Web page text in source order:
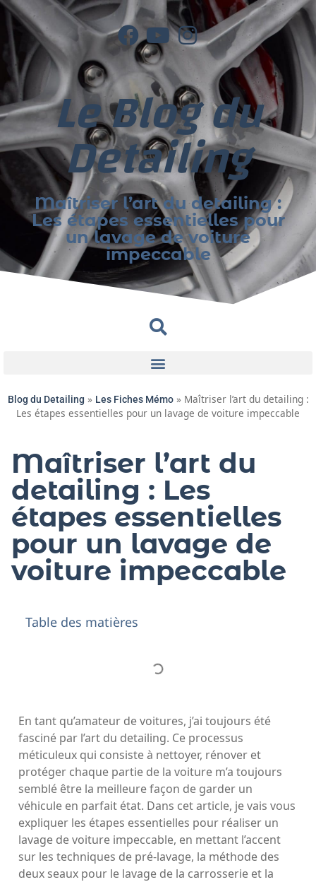
Le Blog du
Detailing
Maîtriser l’art du detailing :
Les étapes essentielles pour
un lavage de voiture
impeccable
Blog du Detailing » Les Fiches Mémo» Maîtriser l’art du detailing :
Les étapes essentielles pour un lavage de voiture impeccable
Maîtriser l’art du
detailing : Les
étapes essentielles
pour un lavage de
voiture impeccable
Table des matières
En tant qu’amateur de voitures, j’ai toujours été
fasciné par l’art du detailing. Ce processus
méticuleux qui consiste à nettoyer, rénover et
protéger chaque partie de la voiture m’a toujours
semblé être la meilleure façon de garder un
véhicule en parfait état. Dans cet article, je vais vous
expliquer les étapes essentielles pour réaliser un
lavage de voiture impeccable, en mettant l’accent
sur les techniques de pré-lavage, la méthode des
deux seaux pour le lavage de la carrosserie et la